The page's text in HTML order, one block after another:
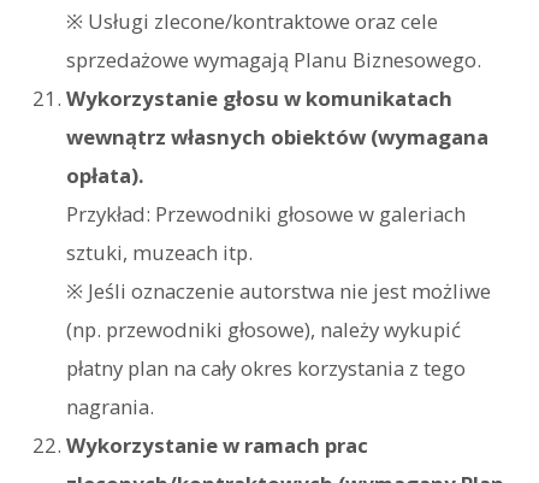
※ Usługi zlecone/kontraktowe oraz cele
sprzedażowe wymagają Planu Biznesowego.
Wykorzystanie głosu w komunikatach
wewnątrz własnych obiektów (wymagana
opłata).
Przykład: Przewodniki głosowe w galeriach
sztuki, muzeach itp.
※ Jeśli oznaczenie autorstwa nie jest możliwe
(np. przewodniki głosowe), należy wykupić
płatny plan na cały okres korzystania z tego
nagrania.
Wykorzystanie w ramach prac